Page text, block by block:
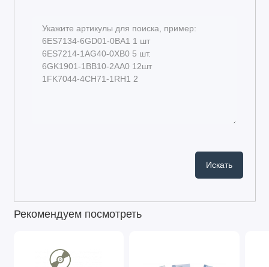
Рекомендуем посмотреть